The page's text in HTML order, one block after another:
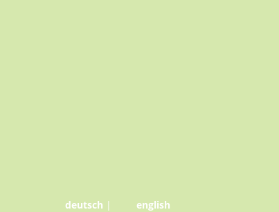
deutsch | english